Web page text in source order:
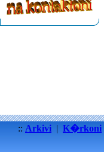
:: Arkivi | K�rkoni